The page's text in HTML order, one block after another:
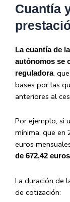
Cuantía
La cuantía de
autónomos se
reguladora,
bases por las
anteriores al
Por ejemplo, si
mínima, que en
euros
de 672,42
La duración de
de cotización: